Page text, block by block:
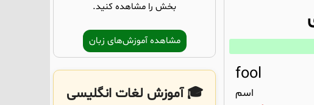
fool
اسم
بخش را مشاهده کنید.
مشاهده آموزش‌های زبان
🎓 آموزش لغات انگلیسی